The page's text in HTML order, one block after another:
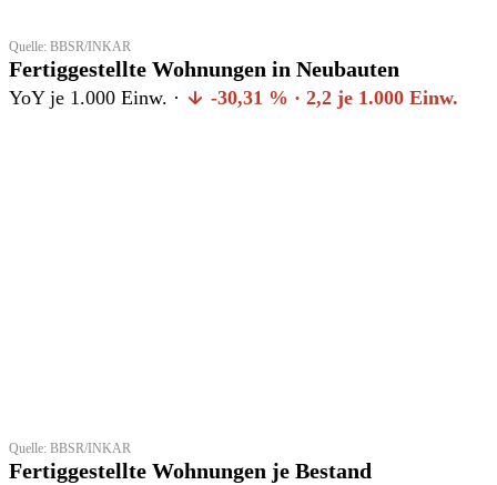
Quelle: BBSR/INKAR
Fertiggestellte Wohnungen in Neubauten
YoY je 1.000 Einw. · -30,31 % · 2,2 je 1.000 Einw.
Quelle: BBSR/INKAR
Fertiggestellte Wohnungen je Bestand